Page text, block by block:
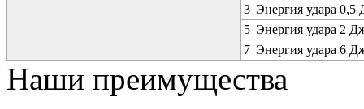
3 Энергия удара 0,5
5 Энергия удара 2
7 Энергия удара 6
Наши преимущества